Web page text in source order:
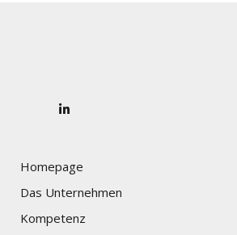
Homepage
Das Unternehmen
Kompetenz